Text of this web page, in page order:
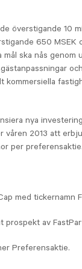
överstigande 10
650 MSEK
ska nås genom
kommersiella
nya
2013 att
per preferensaktie.
med tickernamn
prospekt av
Preferensaktie.